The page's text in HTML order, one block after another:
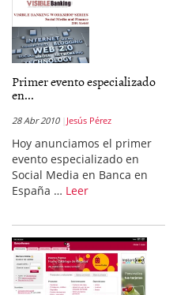
Primer evento especializado
en...
28 Abr 2010 Jesús Pérez
Hoy anunciamos el primer
evento especializado en
Social Media en Banca en
España … Leer